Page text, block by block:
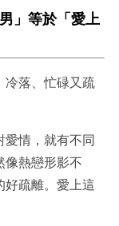
」等於「愛上
冷落、忙碌又疏
愛情，就有不同
像熱戀形影不
好疏離。愛上這